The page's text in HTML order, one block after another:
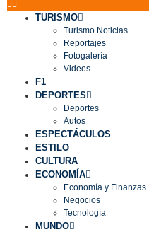
TURISMO
Turismo Noticias
Reportajes
Fotogalería
Videos
F1
DEPORTES
Deportes
Autos
ESPECTÁCULOS
ESTILO
CULTURA
ECONOMÍA
Economía y Finanzas
Negocios
Tecnología
MUNDO